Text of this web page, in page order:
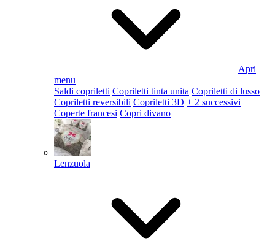
Apri
menu
Saldi copriletti Copriletti tinta unita Copriletti di lusso
Copriletti reversibili Copriletti 3D + 2 successivi
Coperte francesi Copri divano
Lenzuola